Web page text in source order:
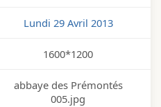
Lundi 29 Avril 2013
1600*1200
abbaye des Prémontés
005.jpg